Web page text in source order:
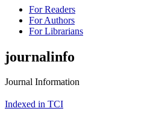
For Readers
For Authors
For Librarians
journalinfo
Journal Information
Indexed in TCI